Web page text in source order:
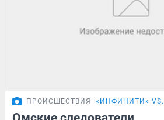
ПРОИСШЕСТВИЯ «ИНФИНИТИ»